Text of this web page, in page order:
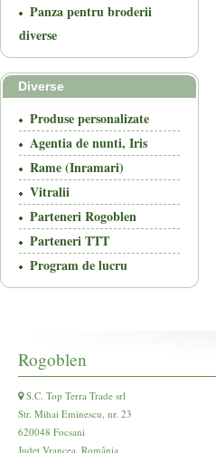
Panza pentru broderii
diverse
Diverse
Produse personalizate
Agentia de nunti, Iris
Rame (Inramari)
Vitralii
Parteneri Rogoblen
Parteneri TTT
Program de lucru
Rogoblen
S.C. Top Terra Trade srl
Str. Mihai Eminescu, nr. 23
620048 Focsani
Județ Vrancea, România